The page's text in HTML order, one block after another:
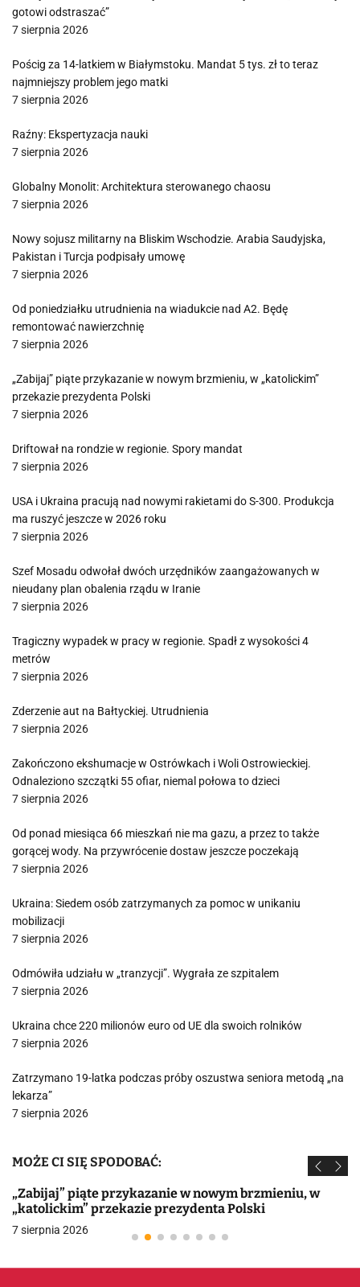
gotowi odstraszać”
7 sierpnia 2026
Pościg za 14-latkiem w Białymstoku. Mandat 5 tys. zł to teraz
najmniejszy problem jego matki
7 sierpnia 2026
Raźny: Ekspertyzacja nauki
7 sierpnia 2026
Globalny Monolit: Architektura sterowanego chaosu
7 sierpnia 2026
Nowy sojusz militarny na Bliskim Wschodzie. Arabia Saudyjska,
Pakistan i Turcja podpisały umowę
7 sierpnia 2026
Od poniedziałku utrudnienia na wiadukcie nad A2. Będę
remontować nawierzchnię
7 sierpnia 2026
„Zabijaj” piąte przykazanie w nowym brzmieniu, w „katolickim”
przekazie prezydenta Polski
7 sierpnia 2026
Driftował na rondzie w regionie. Spory mandat
7 sierpnia 2026
USA i Ukraina pracują nad nowymi rakietami do S-300. Produkcja
ma ruszyć jeszcze w 2026 roku
7 sierpnia 2026
Szef Mosadu odwołał dwóch urzędników zaangażowanych w
nieudany plan obalenia rządu w Iranie
7 sierpnia 2026
Tragiczny wypadek w pracy w regionie. Spadł z wysokości 4
metrów
7 sierpnia 2026
Zderzenie aut na Bałtyckiej. Utrudnienia
7 sierpnia 2026
Zakończono ekshumacje w Ostrówkach i Woli Ostrowieckiej.
Odnaleziono szczątki 55 ofiar, niemal połowa to dzieci
7 sierpnia 2026
Od ponad miesiąca 66 mieszkań nie ma gazu, a przez to także
gorącej wody. Na przywrócenie dostaw jeszcze poczekają
7 sierpnia 2026
Ukraina: Siedem osób zatrzymanych za pomoc w unikaniu
mobilizacji
7 sierpnia 2026
Odmówiła udziału w „tranzycji”. Wygrała ze szpitalem
7 sierpnia 2026
Ukraina chce 220 milionów euro od UE dla swoich rolników
7 sierpnia 2026
Zatrzymano 19-latka podczas próby oszustwa seniora metodą „na
lekarza”
7 sierpnia 2026
MOŻE CI SIĘ SPODOBAĆ:
„Zabijaj” piąte przykazanie w nowym brzmieniu, w
„katolickim” przekazie prezydenta Polski
7 sierpnia 2026